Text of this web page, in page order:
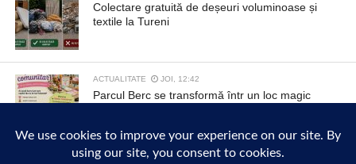
Colectare gratuită de deșeuri voluminoase și
textile la Tureni
ACTUALITATE JOI, 12:42
Parcul Berc se transformă într un loc magic